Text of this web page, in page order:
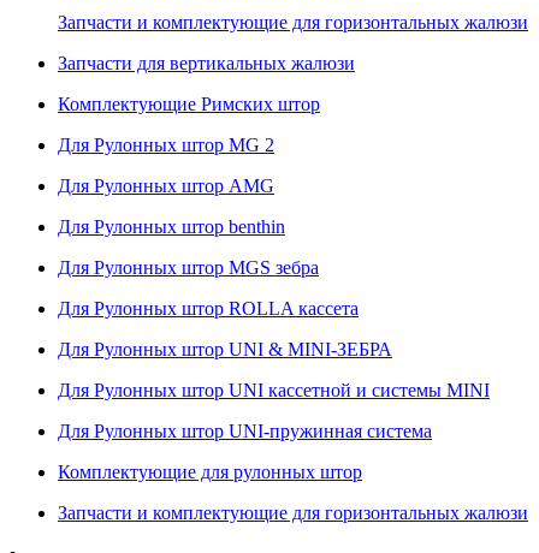
Запчасти и комплектующие для горизонтальных жалюзи
Запчасти для вертикальных жалюзи
Комплектующие Римских штор
Для Рулонных штор MG 2
Для Рулонных штор AMG
Для Рулонных штор benthin
Для Рулонных штор MGS зебра
Для Рулонных штор ROLLA кассета
Для Рулонных штор UNI & MINI-ЗЕБРА
Для Рулонных штор UNI кассетной и системы MINI
Для Рулонных штор UNI-пружинная система
Комплектующие для рулонных штор
Запчасти и комплектующие для горизонтальных жалюзи